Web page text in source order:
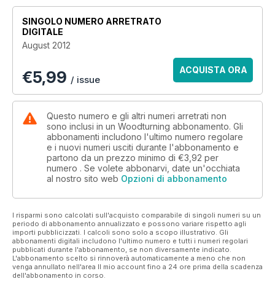
Features in this issue include a profile on hollow form turner
Bill Hakell, a 20 minute interview with David Lowe, the next
instalment of Richard Findlay’s ‘Diary of a Woodturner’, and a
special feature on the magnificent Holtzapffel Collection.
In our kit & tools section we look at the Record Power BS400
bandsaw, a range of workshop accessories from Bench Dog
and Elmer’s, plus a round up of the latest products in ‘Hot
Stuff’. And if that’s not enough, we also have the usual
favourites including leader, Readers’ Gallery, Community
Comments and Round Up.
All this and more in issue 243!
SINGOLO NUMERO ARRETRATO
DIGITALE
August 2012
€5,99 / issue
ACQUISTA ORA
Questo numero e gli altri numeri arretrati non
sono inclusi in un Woodturning abbonamento. Gli
abbonamenti includono l'ultimo numero regolare
e i nuovi numeri usciti durante l'abbonamento e
partono da un prezzo minimo di €3,92 per
numero . Se volete abbonarvi, date un'occhiata
al nostro sito web Opzioni di abbonamento
I risparmi sono calcolati sull'acquisto comparabile di singoli numeri su un
periodo di abbonamento annualizzato e possono variare rispetto agli
importi pubblicizzati. I calcoli sono solo a scopo illustrativo. Gli
abbonamenti digitali includono l'ultimo numero e tutti i numeri regolari
pubblicati durante l'abbonamento, se non diversamente indicato.
L'abbonamento scelto si rinnoverà automaticamente a meno che non
venga annullato nell'area Il mio account fino a 24 ore prima della scadenza
dell'abbonamento in corso.